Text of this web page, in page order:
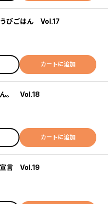
びごはん Vol.17
カートに追加
ん。 Vol.18
カートに追加
宣言 Vol.19